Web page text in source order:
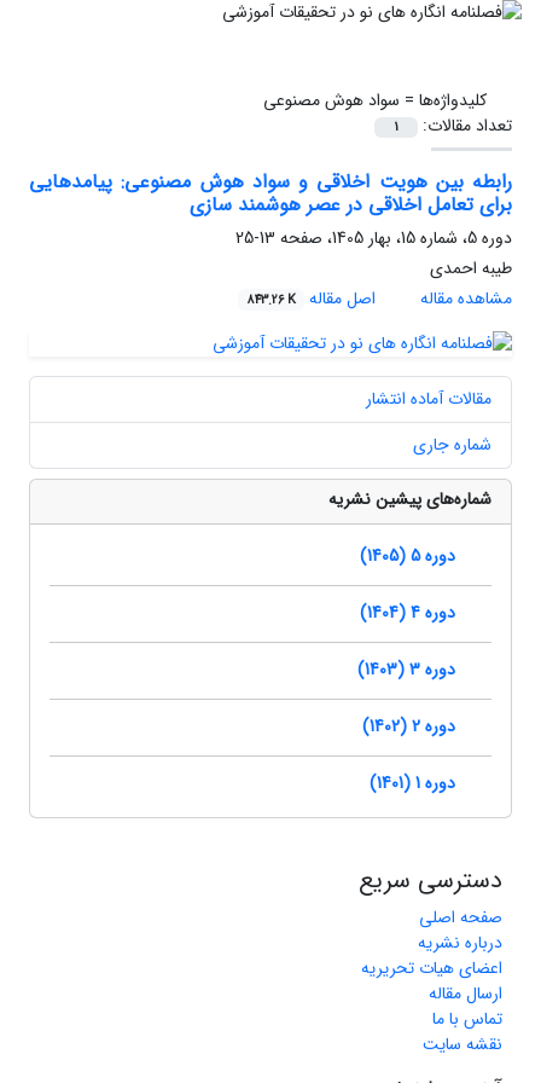
کلیدواژه‌ها = سواد هوش مصنوعی
تعداد مقالات:
1
رابطه بین هویت اخلاقی و سواد هوش مصنوعی: پیامدهایی
برای تعامل اخلاقی در عصر هوشمند سازی
دوره 5، شماره 15، بهار 1405، صفحه
13-25
طیبه احمدی
مشاهده مقاله
اصل مقاله 843.26 K
مقالات آماده انتشار
شماره جاری
شماره‌های پیشین نشریه
دوره 5 (1405)
دوره 4 (1404)
دوره 3 (1403)
دوره 2 (1402)
دوره 1 (1401)
دسترسی سریع
صفحه اصلی
درباره نشریه
اعضای هیات تحریریه
ارسال مقاله
تماس با ما
نقشه سایت